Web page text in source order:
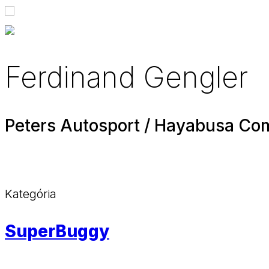
Ferdinand Gengler
Peters Autosport / Hayabusa
Kategória
SuperBuggy